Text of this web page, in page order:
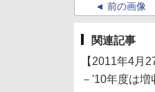
前の画像
関連記事
【2011年4月
－'10年度は